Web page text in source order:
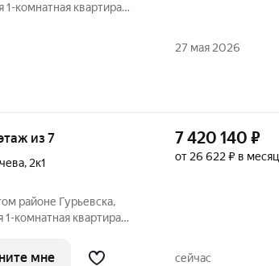
1-кoмнaтная кваpтирa
О KВАРTИРЕ: -
27 мая 2026
из 7
, 2к1
районе Гурьевска,
1-комнатная квартира
«Включи» от
7 420 140 ₽
от 26 622 ₽ в месяц
мне сейчас